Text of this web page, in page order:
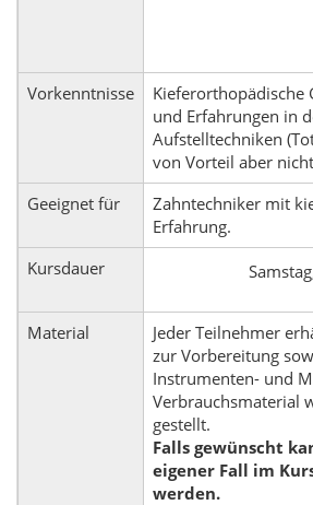
Vorkenntnisse
Kieferorthopädische
und Erfahrungen in
Aufstelltechniken
von Vorteil aber
Geeignet für
Zahntechniker mit
Erfahrung.
Kursdauer
Material
Jeder Teilnehmer
zur Vorbereitung
Instrumenten- und
Verbrauchsmaterial
gestellt.
Falls gewünscht
eigener Fall im
werden.